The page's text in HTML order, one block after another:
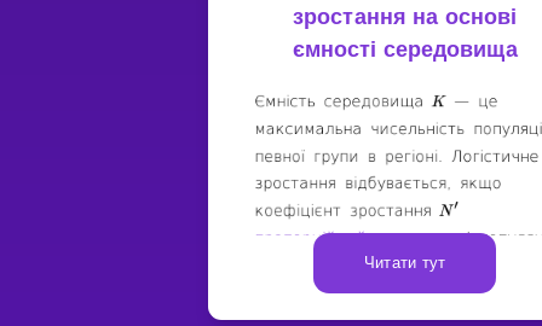
зростання на основі
ємності середовища
Читати тут